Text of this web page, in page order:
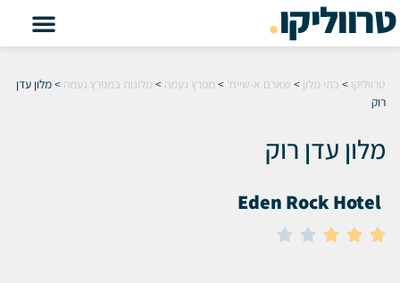
טרווליקו.
טרווליקו > בתי מלון > שארם א-שייח' > מפרץ נעמה > מלונות במפרץ נעמה >מלון עדן
רוק
מלון עדן רוק
Eden Rock Hotel




